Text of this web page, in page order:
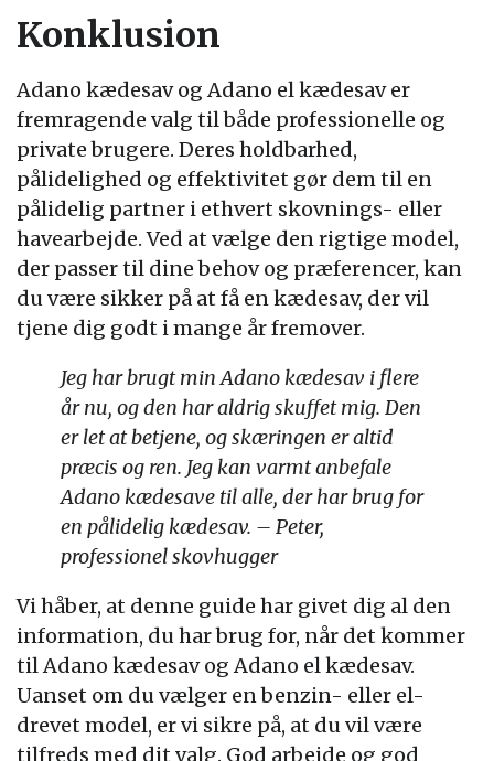
Konklusion
Adano kædesav og Adano el kædesav er
fremragende valg til både professionelle og
private brugere. Deres holdbarhed,
pålidelighed og effektivitet gør dem til en
pålidelig partner i ethvert skovnings- eller
havearbejde. Ved at vælge den rigtige model,
der passer til dine behov og præferencer, kan
du være sikker på at få en kædesav, der vil
tjene dig godt i mange år fremover.
Jeg har brugt min Adano kædesav i flere
år nu, og den har aldrig skuffet mig. Den
er let at betjene, og skæringen er altid
præcis og ren. Jeg kan varmt anbefale
Adano kædesave til alle, der har brug for
en pålidelig kædesav. – Peter,
professionel skovhugger
Vi håber, at denne guide har givet dig al den
information, du har brug for, når det kommer
til Adano kædesav og Adano el kædesav.
Uanset om du vælger en benzin- eller el-
drevet model, er vi sikre på, at du vil være
tilfreds med dit valg. God arbejde og god